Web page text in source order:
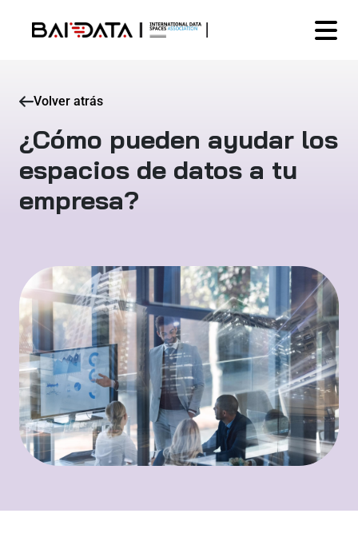
Volver atrás
¿Cómo pueden ayudar los
espacios de datos a tu
empresa?